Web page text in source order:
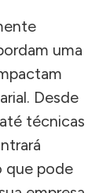
uma
Desde
técnicas
que pode